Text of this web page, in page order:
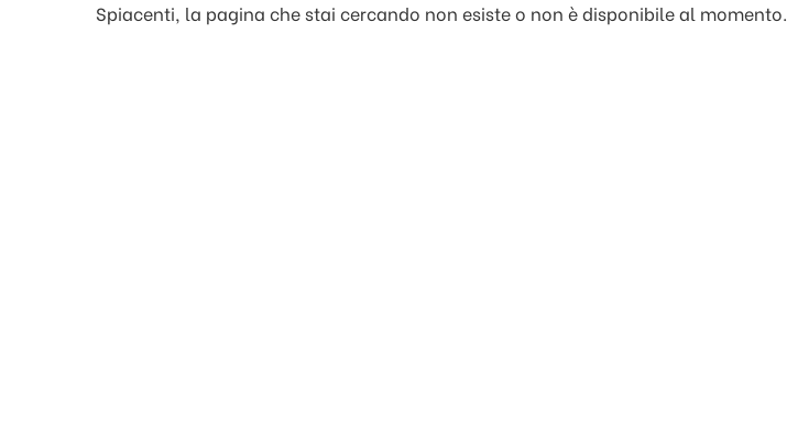
Spiacenti, la pagina che stai cercando non esiste o non è disponibile al momento.